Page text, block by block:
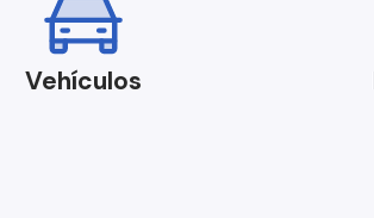
Vehículos